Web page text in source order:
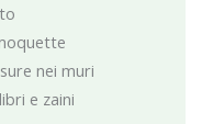
nei muri
e zaini